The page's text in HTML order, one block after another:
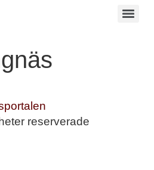
reserverade